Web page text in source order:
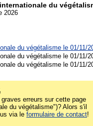
du
2026
du végétalisme le 01/11/
du végétalisme le 01/11/
du végétalisme le 01/11/
erreurs sur cette page
du végétalisme")? Alors s'il
via le formulaire de contact!